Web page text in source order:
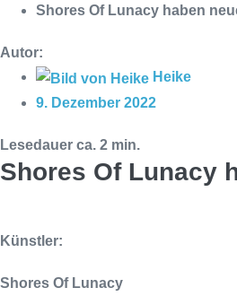
Shores Of Lunacy haben
Autor:
Heike
9. Dezember 2022
Lesedauer ca. 2 min.
Shores Of Lunacy
Künstler:
Shores Of Lunacy